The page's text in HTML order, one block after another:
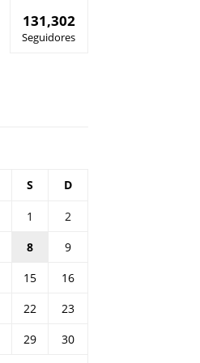
131,302
Seguidores
S D
1
2
8
9
15
16
22
23
29
30